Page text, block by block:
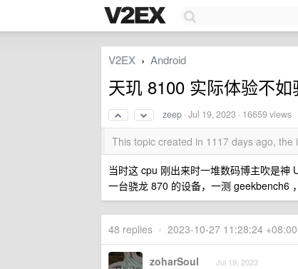
V2EX › Android
天玑 8100 实际体验不
zeep ·Jul 19, 2023 · 16659 views
This topic created in 1117 days ago,
当时这 cpu 刚出来时一堆数码博主吹是神
一台骁龙 870 的设备，一测 geekbench6
48 replies • 2023-10-27 11:28:24 +08:00
zoharSoul Jul 19, 2023